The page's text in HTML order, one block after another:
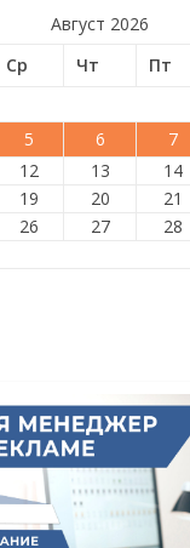
Август 2026
Ср Чт Пт
5 6 7
12 13 14
19 20 21
26 27 28